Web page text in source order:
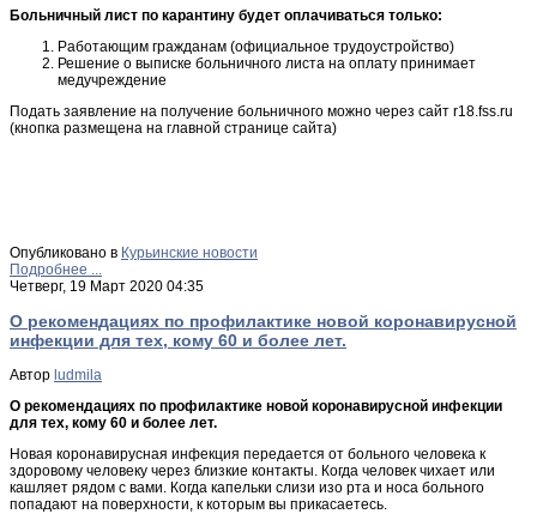
Больничный лист по карантину будет оплачиваться только:
Работающим гражданам (официальное трудоустройство)
Решение о выписке больничного листа на оплату принимает
медучреждение
Подать заявление на получение больничного можно через сайт r18.fss.ru
(кнопка размещена на главной странице сайта)
Опубликовано в Курьинские новости
Подробнее ...
Четверг, 19 Март 2020 04:35
О рекомендациях по профилактике новой коронавирусной
инфекции для тех, кому 60 и более лет.
Автор ludmila
О рекомендациях по профилактике новой коронавирусной инфекции
для тех, кому 60 и более лет.
Новая коронавирусная инфекция передается от больного человека к
здоровому человеку через близкие контакты. Когда человек чихает или
кашляет рядом с вами. Когда капельки слизи изо рта и носа больного
попадают на поверхности, к которым вы прикасаетесь.